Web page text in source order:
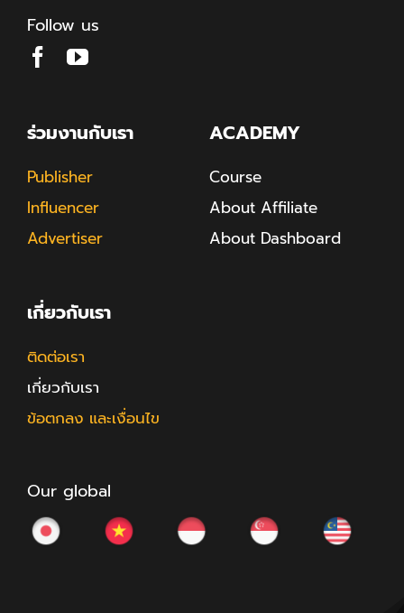
Follow us
ร่วมงานกับเรา
Publisher
Influencer
Advertiser
ACADEMY
Course
About Affiliate
About Dashboard
เกี่ยวกับเรา
ติดต่อเรา
เกี่ยวกับเรา
ข้อตกลง และเงื่อนไข
Our global